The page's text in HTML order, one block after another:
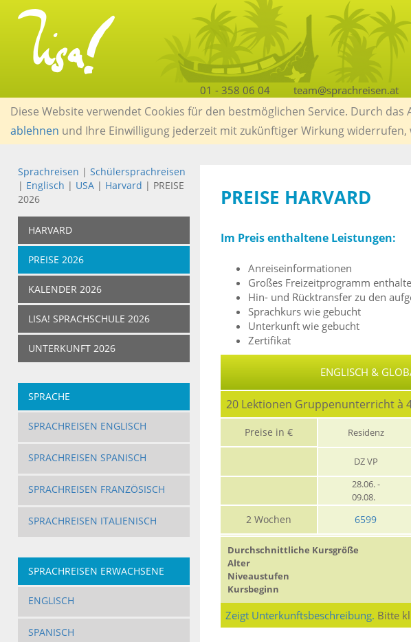
01 - 358 06 04 team@sprachreisen.at
Diese Website verwendet Cookies für den bestmöglichen Service. Durch
ablehnen und Ihre Einwilligung jederzeit mit zukünftiger Wirkung
Sprachreisen | Schülersprachreisen
| Englisch | USA| Harvard | PREISE
2026
HARVARD
PREISE 2026
KALENDER 2026
LISA! SPRACHSCHULE 2026
UNTERKUNFT 2026
SPRACHE
SPRACHREISEN ENGLISCH
SPRACHREISEN SPANISCH
SPRACHREISEN FRANZÖSISCH
SPRACHREISEN ITALIENISCH
SPRACHREISEN ERWACHSENE
ENGLISCH
SPANISCH
PREISE HARVARD
Im Preis enthaltene Leistungen:
Anreiseinformationen
Großes Freizeitprogramm
Hin- und Rücktransfer zu den
Sprachkurs wie gebucht
Unterkunft wie gebucht
Zertifikat
ENGLISCH &
20 Lektionen Gruppenunterricht à
Preise in € Residenz
DZ VP
28.06. -
09.08.
2 Wochen 6599
Durchschnittliche Kursgröße
Alter
Niveaustufen
Kursbeginn
Zeigt Unterkunftsbeschreibung. Bitte